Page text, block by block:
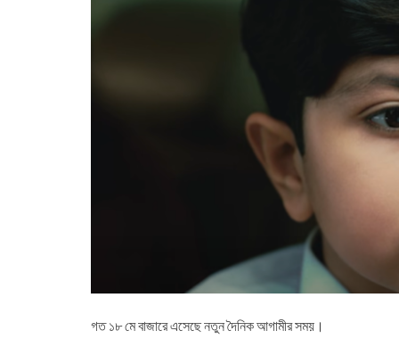
গত ১৮ মে বাজারে এসেছে নতুন দৈনিক আগামীর সময়।